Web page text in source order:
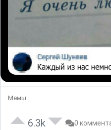
Мемы
6.3k 0